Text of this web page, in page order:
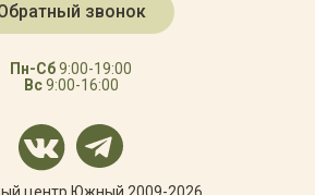
звонок
Пн-Сб9:00-19:00
Вс9:00-16:00